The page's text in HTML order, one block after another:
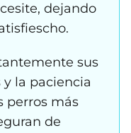
dejando
sus
la paciencia
perros más
de